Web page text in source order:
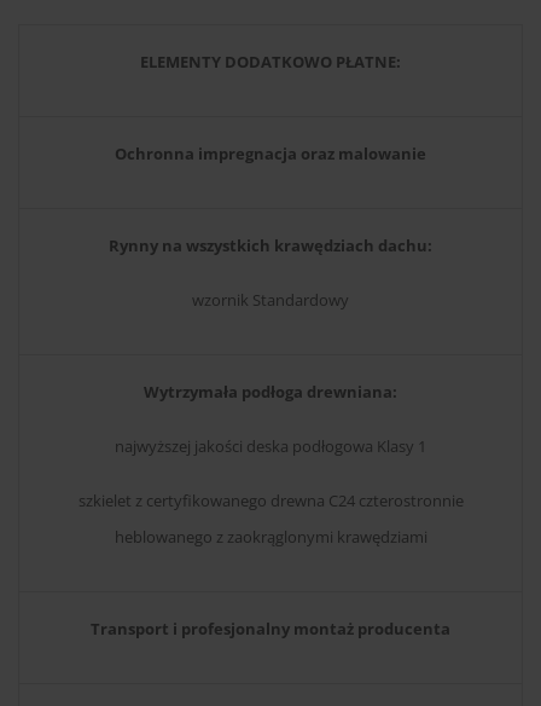
ELEMENTY DODATKOWO PŁATNE:
Ochronna impregnacja oraz malowanie
Rynny na wszystkich krawędziach dachu:
wzornik Standardowy
Wytrzymała podłoga drewniana:
najwyższej jakości deska podłogowa Klasy 1
szkielet z certyfikowanego drewna C24 czterostronnie
heblowanego z zaokrąglonymi krawędziami
Transport i profesjonalny montaż producenta